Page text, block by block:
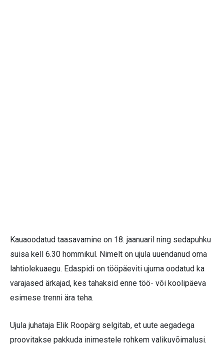
Kauaoodatud taasavamine on 18. jaanuaril ning sedapuhku
suisa kell 6.30 hommikul. Nimelt on ujula uuendanud oma
lahtiolekuaegu. Edaspidi on tööpäeviti ujuma oodatud ka
varajased ärkajad, kes tahaksid enne töö- või koolipäeva
esimese trenni ära teha.
Ujula juhataja Elik Roopärg selgitab, et uute aegadega
proovitakse pakkuda inimestele rohkem valikuvõimalusi.